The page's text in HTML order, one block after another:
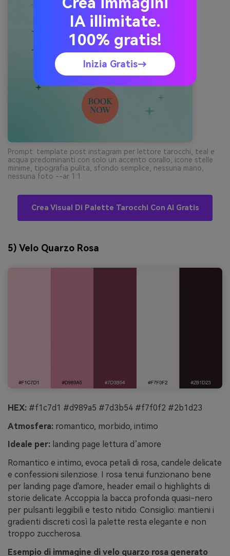
Prompt: template post instagram per lettore tarocchi, teal e
acqua predominanti con solo un accento corallo, icone stelle
minime, tipografia pulita, sfondo semplice, nessuna mano,
nessuna foto --ar 1:1
Crea Visual Di Palette Tarocchi Con AI Gratis
5) Velo Quarzo Rosa
HEX: #f1c7d1 #d989a5 #7d3b54 #f7f0f2 #2b1d23
Atmosfera: romantico, morbido, intimo
Ideale per: landing page lettura d’amore
Romantico e intimo, evoca petali di rosa, candele delicate
e confessioni silenziose. I rosa tenui funzionano bene
per landing page d'amore, header email o highlights di
storie delicate. Accoppia la bacca profonda quasi-nero
per pulsanti leggibili e testo nitido. Consiglio: mantieni i
gradienti discreti così la palette resta elegante e non
troppo zuccherosa.
Esempio di immagine di velo quarzo rosa generato
IA illimitate.
100% gratis!
Inizia Gratis→